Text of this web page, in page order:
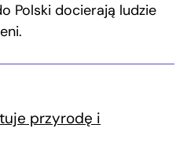
Polski docierają ludzie
przyrodę i